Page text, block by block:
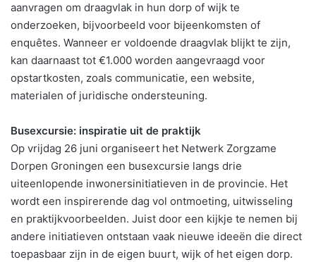
aanvragen om draagvlak in hun dorp of wijk te
onderzoeken, bijvoorbeeld voor bijeenkomsten of
enquêtes. Wanneer er voldoende draagvlak blijkt te zijn,
kan daarnaast tot €1.000 worden aangevraagd voor
opstartkosten, zoals communicatie, een website,
materialen of juridische ondersteuning.
Busexcursie: inspiratie uit de praktijk
Op vrijdag 26 juni organiseert het Netwerk Zorgzame
Dorpen Groningen een busexcursie langs drie
uiteenlopende inwonersinitiatieven in de provincie. Het
wordt een inspirerende dag vol ontmoeting, uitwisseling
en praktijkvoorbeelden. Juist door een kijkje te nemen bij
andere initiatieven ontstaan vaak nieuwe ideeën die direct
toepasbaar zijn in de eigen buurt, wijk of het eigen dorp.